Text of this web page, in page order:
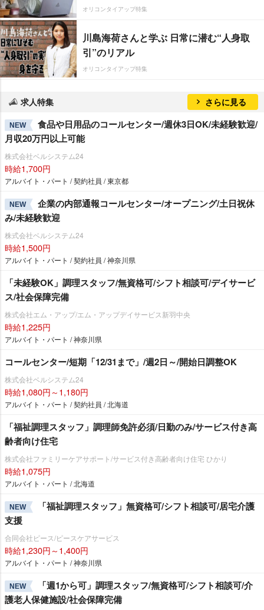
オリコンタイアップ特集
川島海荷さんと学ぶ 日常に潜む“人身取
引”のリアル
オリコンタイアップ特集
求人特集 さらに見る
NEW
食品や日用品のコールセンター/週休3日OK/未経験歓迎/
月収20万円以上可能
株式会社ベルシステム24
時給1,700円
アルバイト・パート / 契約社員 / 東京都
NEW
企業の内部通報コールセンター/オープニング/土日祝休
み/未経験歓迎
株式会社ベルシステム24
時給1,500円
アルバイト・パート / 契約社員 / 神奈川県
「未経験OK」調理スタッフ/無資格可/シフト相談可/デイサービ
ス/社会保障完備
株式会社エム・アップ/エム・アップデイサービス新羽中央
時給1,225円
アルバイト・パート / 神奈川県
コールセンター/短期「12/31まで」/週2日～/開始日調整OK
株式会社ベルシステム24
時給1,080円～1,180円
アルバイト・パート / 契約社員 / 北海道
「福祉調理スタッフ」調理師免許必須/日勤のみ/サービス付き高
齢者向け住宅
株式会社ファミリーケアサポート/サービス付き高齢者向け住宅 ひかり
時給1,075円
アルバイト・パート / 北海道
NEW
「福祉調理スタッフ」無資格可/シフト相談可/居宅介護
支援
合同会社ピース/ピースケアサービス
時給1,230円～1,400円
アルバイト・パート / 神奈川県
NEW
「週1から可」調理スタッフ/無資格可/シフト相談可/介
護老人保健施設/社会保障完備